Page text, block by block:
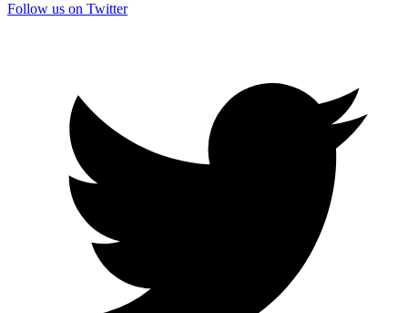
Follow us on Twitter